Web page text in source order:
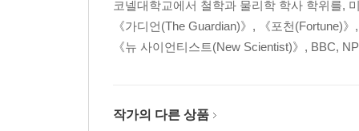
코넬대학교에서 철학과 물리학 학사 학위를,
《가디언(The Guardian)》, 《포천(Fortune)
《뉴 사이언티스트(New Scientist)》, BBC,
작가의 다른 상품